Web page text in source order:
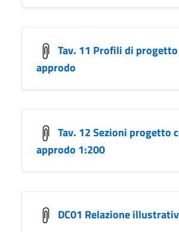
Tav. 11 Profili di
approdo
Tav. 12 Sezioni progetto
approdo 1:200
DC01 Relazione